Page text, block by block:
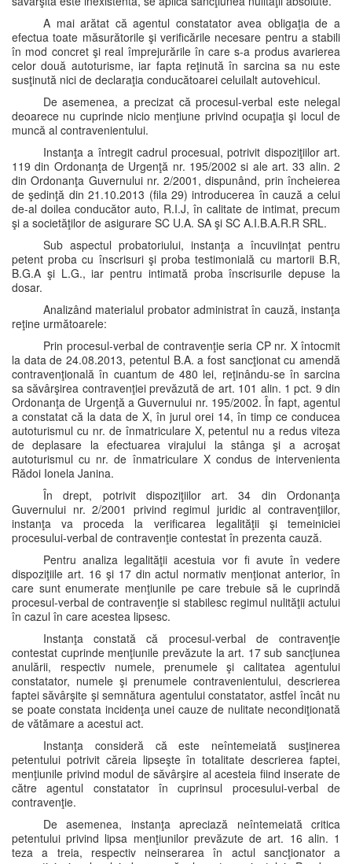
A mai arătat că agentul constatator avea obligaţia de a
efectua toate măsurătorile şi verificările necesare pentru a stabili
în mod concret şi real împrejurările în care s-a produs avarierea
celor două autoturisme, iar fapta reţinută în sarcina sa nu este
susţinută nici de declaraţia conducătoarei celuilalt autovehicul.
De asemenea, a precizat că procesul-verbal este nelegal
deoarece nu cuprinde nicio menţiune privind ocupaţia şi locul de
muncă al contravenientului.
Instanţa a întregit cadrul procesual, potrivit dispoziţiilor art.
119 din Ordonanţa de Urgenţă nr. 195/2002 si ale art. 33 alin. 2
din Ordonanţa Guvernului nr. 2/2001, dispunând, prin încheierea
de şedinţă din 21.10.2013 (fila 29) introducerea în cauză a celui
de-al doilea conducător auto, R.I.J, în calitate de intimat, precum
şi a societăţilor de asigurare SC U.A. SA şi SC A.I.B.A.R.R SRL.
Sub aspectul probatoriului, instanţa a încuviinţat pentru
petent proba cu înscrisuri şi proba testimonială cu martorii B.R,
B.G.A şi L.G., iar pentru intimată proba înscrisurile depuse la
dosar.
Analizând materialul probator administrat în cauză, instanţa
reţine următoarele:
Prin procesul-verbal de contravenţie seria CP nr. X întocmit
la data de 24.08.2013, petentul B.A. a fost sancţionat cu amendă
contravenţională în cuantum de 480 lei, reţinându-se în sarcina
sa săvârşirea contravenţiei prevăzută de art. 101 alin. 1 pct. 9 din
Ordonanţa de Urgenţă a Guvernului nr. 195/2002. În fapt, agentul
a constatat că la data de X, în jurul orei 14, în timp ce conducea
autoturismul cu nr. de înmatriculare X, petentul nu a redus viteza
de deplasare la efectuarea virajului la stânga şi a acroşat
autoturismul cu nr. de înmatriculare X condus de intervenienta
Rădoi Ionela Janina.
În drept, potrivit dispoziţiilor art. 34 din Ordonanţa
Guvernului nr. 2/2001 privind regimul juridic al contravenţiilor,
instanţa va proceda la verificarea legalităţii şi temeiniciei
procesului-verbal de contravenţie contestat în prezenta cauză.
Pentru analiza legalităţii acestuia vor fi avute în vedere
dispoziţiile art. 16 şi 17 din actul normativ menţionat anterior, în
care sunt enumerate menţiunile pe care trebuie să le cuprindă
procesul-verbal de contravenţie si stabilesc regimul nulităţii actului
în cazul în care acestea lipsesc.
Instanţa constată că procesul-verbal de contravenţie
contestat cuprinde menţiunile prevăzute la art. 17 sub sancţiunea
anulării, respectiv numele, prenumele şi calitatea agentului
constatator, numele şi prenumele contravenientului, descrierea
faptei săvârşite şi semnătura agentului constatator, astfel încât nu
se poate constata incidenţa unei cauze de nulitate necondiţionată
de vătămare a acestui act.
Instanţa consideră că este neîntemeiată susţinerea
petentului potrivit căreia lipseşte în totalitate descrierea faptei,
menţiunile privind modul de săvârşire al acesteia fiind inserate de
către agentul constatator în cuprinsul procesului-verbal de
contravenţie.
De asemenea, instanţa apreciază neîntemeiată critica
petentului privind lipsa menţiunilor prevăzute de art. 16 alin. 1
teza a treia, respectiv neinserarea în actul sancţionator a